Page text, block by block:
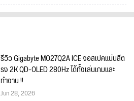
รีวิว Gigabyte MO27Q2A ICE จอสเปคแน่นสีต
รง 2K QD-OLED 280Hz ได้ทั้งเล่นเกมและ
ทำงาน !!
Jun 28, 2026